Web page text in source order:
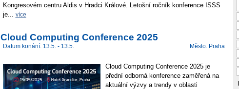
Kongresovém centru Aldis v Hradci Králové. Letošní ročník konference ISSS
je... více
Cloud Computing Conference 2025
Datum konání: 13.5. - 13.5. Město: Praha
Cloud Computing Conference 2025 je
přední odborná konference zaměřená na
aktuální výzvy a trendy v oblasti